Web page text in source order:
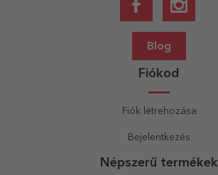
Blog
Fiókod
Fiók létrehozása
Bejelentkezés
Népszerű termékek